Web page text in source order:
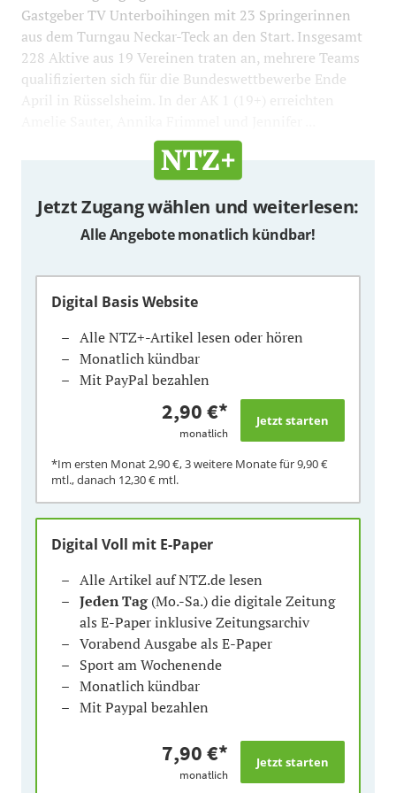
Gastgeber TV Unterboihingen mit 23 Springerinnen
aus dem Turngau Neckar-Teck an den Start. Insgesamt
228 Aktive aus 19 Vereinen traten an, mehrere Teams
qualifizierten sich für die Bundeswettbewerbe Ende
April in Rüsselsheim. In der AK 1 (19+) erreichten
Jetzt Zugang wählen und weiterlesen:
Alle Angebote monatlich kündbar!
Digital Basis Website
Alle NTZ+-Artikel lesen oder hören
Monatlich kündbar
Mit PayPal bezahlen
2,90 €*
monatlich
*Im ersten Monat2,90 €, 3 weitere Monate für9,90 €
mtl., danach 12,30 € mtl.
Digital Voll mit E-Paper
Alle Artikel auf NTZ.de lesen
Jeden Tag(Mo.-Sa.) die digitale Zeitung
als E-Paper inklusive Zeitungsarchiv
Vorabend Ausgabe als E-Paper
Sport am Wochenende
Monatlich kündbar
Mit Paypal bezahlen
7,90 €*
monatlich